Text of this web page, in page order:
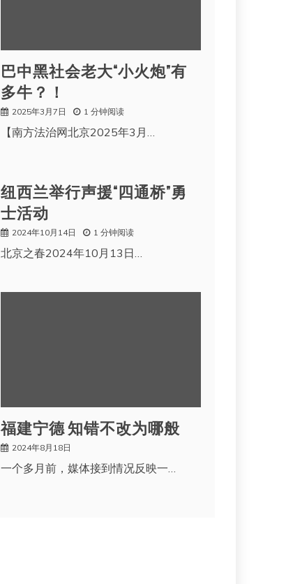
巴中黑社会老大“小火炮”有
多牛？！
2025年3月7日 1 分钟阅读
【南方法治网北京2025年3月…
纽西兰举行声援“四通桥”勇
士活动
2024年10月14日 1 分钟阅读
北京之春2024年10月13日…
福建宁德 知错不改为哪般
2024年8月18日
一个多月前，媒体接到情况反映一…